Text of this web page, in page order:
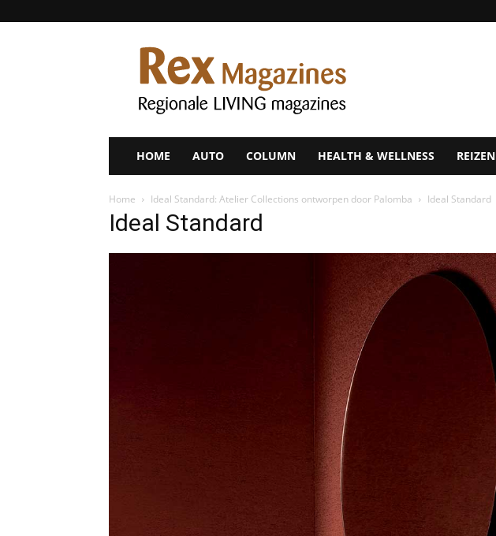
Rex
Magazines
HOME AUTO COLUMN HEALTH & WELLNESS REIZEN
Home Ideal Standard: Atelier Collections ontworpen door Palomba Ideal Standard
Ideal Standard